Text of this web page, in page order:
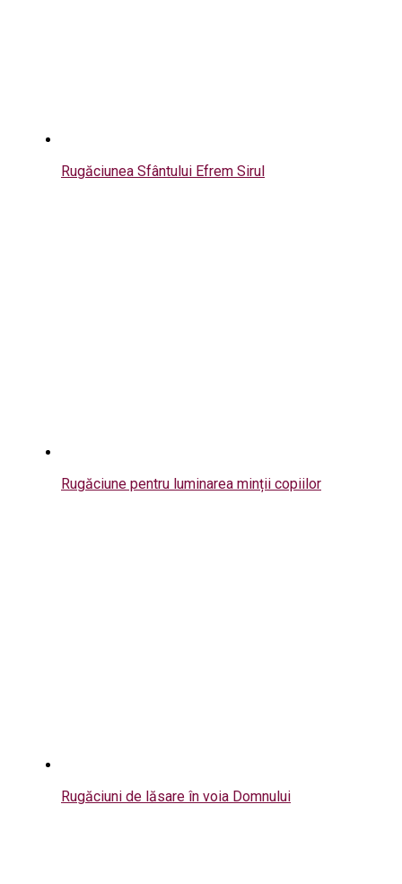
Rugăciunea Sfântului Efrem Sirul
Rugăciune pentru luminarea minții copiilor
Rugăciuni de lăsare în voia Domnului